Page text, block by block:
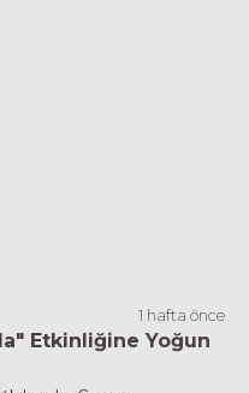
1 hafta önce
Etkinliğine Yoğun